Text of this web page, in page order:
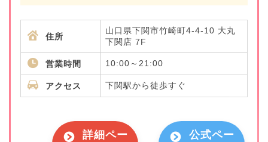
住所
山口県下関市竹崎町4-4-10 大丸
下関店 7F
営業時間 10:00～21:00
アクセス 下関駅から徒歩すぐ
詳細ペー 公式ペー